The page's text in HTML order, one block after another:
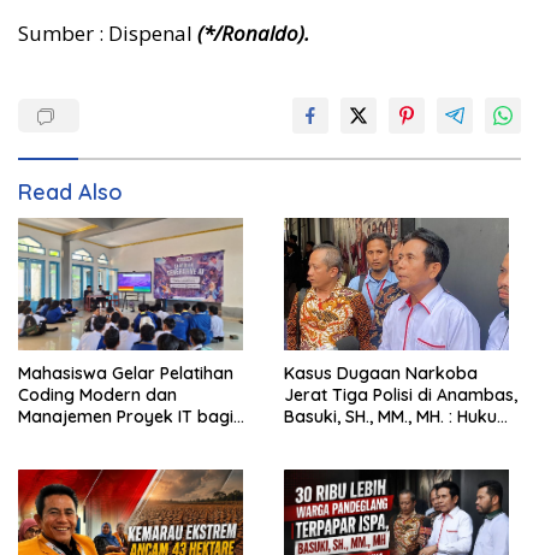
Sumber : Dispenal (*/Ronaldo).
Read Also
Mahasiswa Gelar Pelatihan
Coding Modern dan
Manajemen Proyek IT bagi
Kasus Dugaan Narkoba
Jerat Tiga Polisi di Anambas,
Basuki, SH., MM., MH. : Hukum